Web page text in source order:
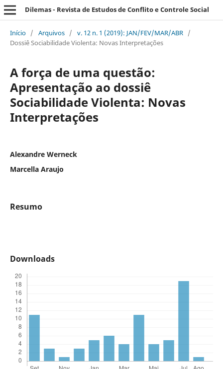
Dilemas - Revista de Estudos de Conflito e Controle Social
Início / Arquivos / v. 12 n. 1 (2019): JAN/FEV/MAR/ABR /
Dossiê Sociabilidade Violenta: Novas Interpretações
A força de uma questão:
Apresentação ao dossiê
Sociabilidade Violenta: Novas
Interpretações
Alexandre Werneck
Marcella Araujo
Resumo
Downloads